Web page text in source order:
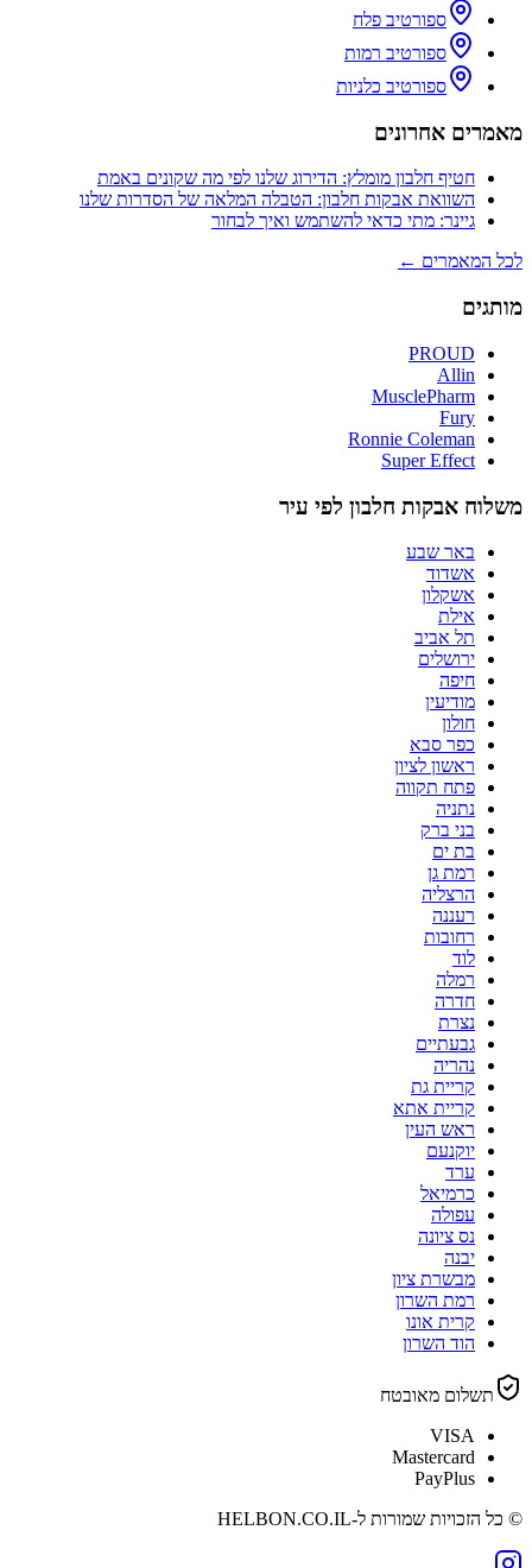
ספורטיב פלח
ספורטיב רמות
ספורטיב כלניות
מאמרים אחרונים
חטיף חלבון מומלץ: הדירוג שלנו לפי מה שקונים באמת
השוואת אבקות חלבון: הטבלה המלאה של הסדרות שלנו
גיינר: מתי כדאי להשתמש ואיך לבחור
לכל המאמרים ←
מותגים
PROUD
Allin
MusclePharm
Fury
Ronnie Coleman
Super Effect
משלוח אבקות חלבון לפי עיר
באר שבע
אשדוד
אשקלון
אילת
תל אביב
ירושלים
חיפה
מודיעין
חולון
כפר סבא
ראשון לציון
פתח תקווה
נתניה
בני ברק
בת ים
רמת גן
הרצליה
רעננה
רחובות
לוד
רמלה
חדרה
נצרת
גבעתיים
נהריה
קריית גת
קריית אתא
ראש העין
יוקנעם
ערד
כרמיאל
עפולה
נס ציונה
יבנה
מבשרת ציון
רמת השרון
קרית אונו
הוד השרון
תשלום מאובטח
VISA
Mastercard
PayPlus
© כל הזכויות שמורות ל-HELBON.CO.IL